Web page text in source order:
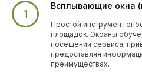
Всплывающие окна
Простой инструмент
площадок. Экраны
посещении сервиса,
предоставляя
преимуществах.
Ниша электроника